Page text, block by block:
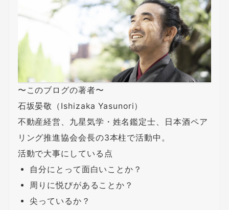
〜このブログの著者〜
石坂晏敬（Ishizaka Yasunori）
不動産経営、九星気学・姓名鑑定士、日本酒ペア
リング推進協会会長の3本柱で活動中。
活動で大事にしている点
自分にとって面白いことか？
周りに悦びがあることか？
尖っているか？